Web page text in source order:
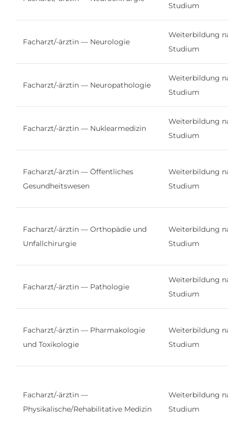
Studium
Facharzt/-ärztin — Neurologie
Weiterbildung
Studium
Facharzt/-ärztin — Neuropathologie
Weiterbildung
Studium
Facharzt/-ärztin — Nuklearmedizin
Weiterbildung
Studium
Facharzt/-ärztin — Öffentliches
Gesundheitswesen
Weiterbildung
Studium
Facharzt/-ärztin — Orthopädie und
Unfallchirurgie
Weiterbildung
Studium
Facharzt/-ärztin — Pathologie
Weiterbildung
Studium
Facharzt/-ärztin — Pharmakologie
und Toxikologie
Weiterbildung
Studium
Facharzt/-ärztin —
Physikalische/Rehabilitative Medizin
Weiterbildung
Studium